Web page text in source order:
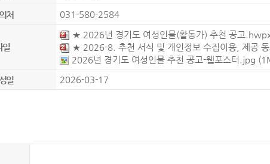
처 031-580-2584
일
★ 2026년 경기도 여성인물(활동가) 추천 공고
★ 2026-8. 추천 서식 및 개인정보 수집이용, 제공
2026년 경기도 여성인물 추천 공고-웹포스터.jpg
일 2026-03-17